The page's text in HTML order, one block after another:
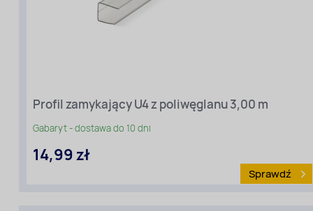
Profil zamykający U4 z poliwęglanu 3,00 m
Gabaryt - dostawa do 10 dni
14,99 zł
Sprawdź